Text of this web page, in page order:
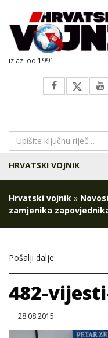
izlazi od 1991.
HRVATSKI VOJNIK
Hrvatski vojnik »
zamjenika
Pošalji dalje:
482-
28.08.2015